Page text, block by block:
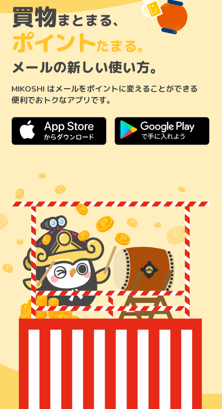
買物まとまる、
ポイントたまる。
メールの新しい使い方。
MIKOSHI はメールをポイントに変えることができる
便利でおトクなアプリです。